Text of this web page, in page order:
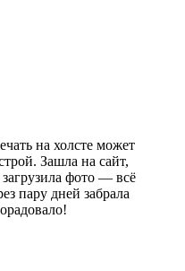
на холсте может
Зашла на сайт,
фото — всё
пару дней забрала